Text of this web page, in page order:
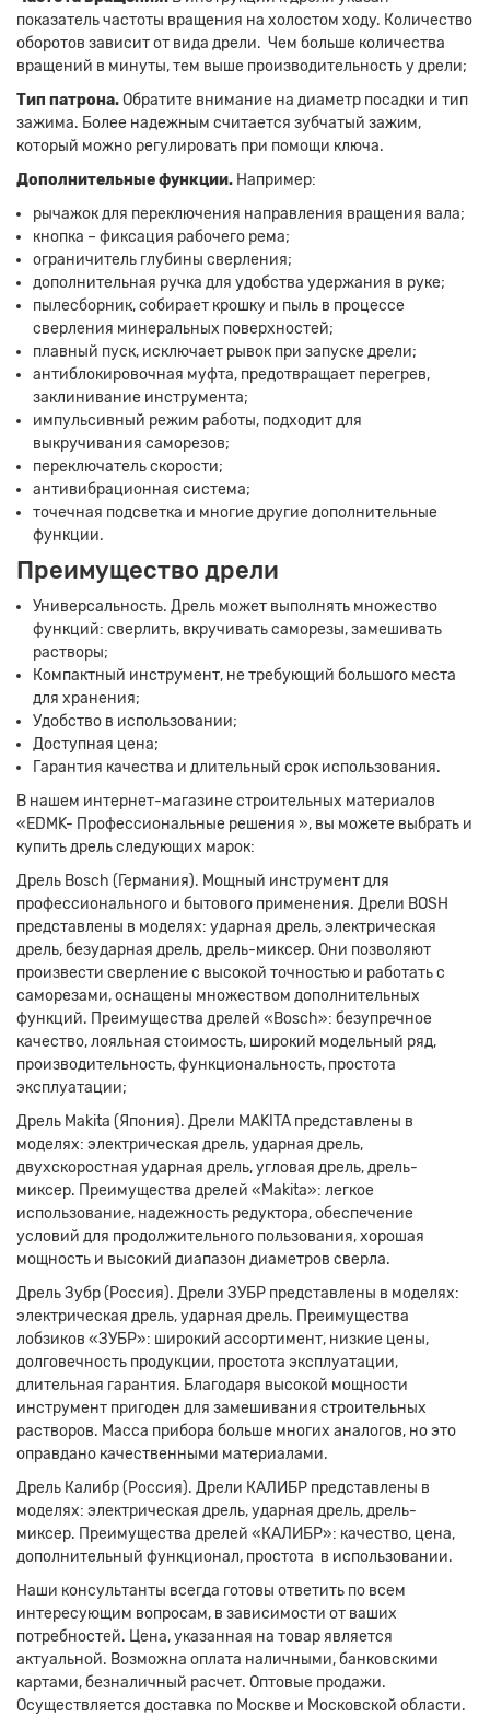
показатель частоты вращения на холостом ходу. Количество
оборотов зависит от вида дрели. Чем больше количества
вращений в минуты, тем выше производительность у дрели;
Тип патрона.Обратите внимание на диаметр посадки и тип
зажима. Более надежным считается зубчатый зажим,
который можно регулировать при помощи ключа.
Дополнительные функции. Например:
рычажок для переключения направления вращения вала;
кнопка – фиксация рабочего рема;
ограничитель глубины сверления;
дополнительная ручка для удобства удержания в руке;
пылесборник, собирает крошку и пыль в процессе
сверления минеральных поверхностей;
плавный пуск, исключает рывок при запуске дрели;
антиблокировочная муфта, предотвращает перегрев,
заклинивание инструмента;
импульсивный режим работы, подходит для
выкручивания саморезов;
переключатель скорости;
антивибрационная система;
точечная подсветка и многие другие дополнительные
функции.
Преимущество дрели
Универсальность. Дрель может выполнять множество
функций: сверлить, вкручивать саморезы, замешивать
растворы;
Компактный инструмент, не требующий большого места
для хранения;
Удобство в использовании;
Доступная цена;
Гарантия качества и длительный срок использования.
В нашем интернет-магазине строительных материалов
«EDMK- Профессиональные решения », вы можете выбрать и
купить дрель следующих марок:
Дрель Bosch (Германия). Мощный инструмент для
профессионального и бытового применения. Дрели BOSH
представлены в моделях: ударная дрель, электрическая
дрель, безударная дрель, дрель-миксер. Они позволяют
произвести сверление с высокой точностью и работать с
саморезами, оснащены множеством дополнительных
функций. Преимущества дрелей «Bosch»: безупречное
качество, лояльная стоимость, широкий модельный ряд,
производительность, функциональность, простота
эксплуатации;
Дрель Makita (Япония). Дрели MAKITA представлены в
моделях: электрическая дрель, ударная дрель,
двухскоростная ударная дрель, угловая дрель, дрель-
миксер. Преимущества дрелей «Makita»: легкое
использование, надежность редуктора, обеспечение
условий для продолжительного пользования, хорошая
мощность и высокий диапазон диаметров сверла.
Дрель Зубр (Россия). Дрели ЗУБР представлены в моделях:
электрическая дрель, ударная дрель. Преимущества
лобзиков «ЗУБР»: широкий ассортимент, низкие цены,
долговечность продукции, простота эксплуатации,
длительная гарантия. Благодаря высокой мощности
инструмент пригоден для замешивания строительных
растворов. Масса прибора больше многих аналогов, но это
оправдано качественными материалами.
Дрель Калибр (Россия). Дрели КАЛИБР представлены в
моделях: электрическая дрель, ударная дрель, дрель-
миксер. Преимущества дрелей «КАЛИБР»: качество, цена,
дополнительный функционал, простота в использовании.
Наши консультанты всегда готовы ответить по всем
интересующим вопросам, в зависимости от ваших
потребностей. Цена, указанная на товар является
актуальной. Возможна оплата наличными, банковскими
картами, безналичный расчет. Оптовые продажи.
Осуществляется доставка по Москве и Московской области.
Прикрепите
файл